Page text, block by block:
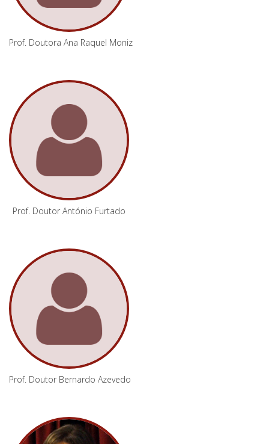
Prof. Doutora Ana Raquel Moniz
Prof. Doutor António Furtado
Prof. Doutor Bernardo Azevedo